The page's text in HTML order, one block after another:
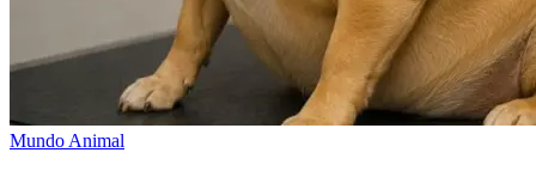
Mundo Animal